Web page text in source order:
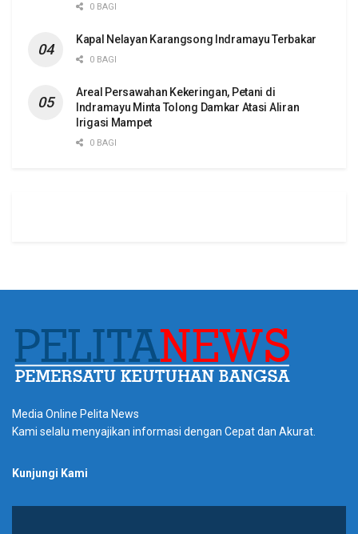
0 BAGI
Kapal Nelayan Karangsong Indramayu Terbakar
0 BAGI
Areal Persawahan Kekeringan, Petani di
Indramayu Minta Tolong Damkar Atasi Aliran
Irigasi Mampet
0 BAGI
Media Online Pelita News
Kami selalu menyajikan informasi dengan Cepat dan Akurat.
Kunjungi Kami